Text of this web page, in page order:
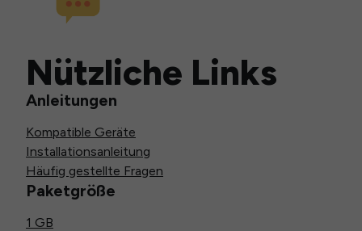
Nützliche Links
Anleitungen
Kompatible Geräte
Installationsanleitung
Häufig gestellte Fragen
Paketgröße
1 GB